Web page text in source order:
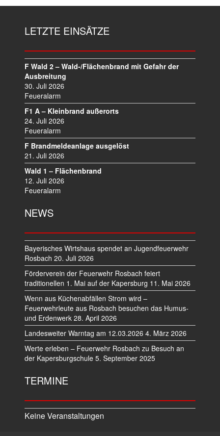
LETZTE EINSÄTZE
F Wald 2 – Wald-/Flächenbrand mit Gefahr der
Ausbreitung
30. Juli 2026
Feueralarm
F1 A – Kleinbrand außerorts
24. Juli 2026
Feueralarm
F Brandmeldeanlage ausgelöst
21. Juli 2026
Wald 1 – Flächenbrand
12. Juli 2026
Feueralarm
NEWS
Bayerisches Wirtshaus spendet an Jugendfeuerwehr
Rosbach 20. Juli 2026
Förderverein der Feuerwehr Rosbach feiert
traditionellen 1. Mai auf der Kapersburg 11. Mai 2026
Wenn aus Küchenabfällen Strom wird –
Feuerwehrleute aus Rosbach besuchen das Humus-
und Erdenwerk 28. April 2026
Landesweiter Warntag am 12.03.2026 4. März 2026
Werte erleben – Feuerwehr Rosbach zu Besuch an
der Kapersburgschule 5. September 2025
TERMINE
Keine Veranstaltungen